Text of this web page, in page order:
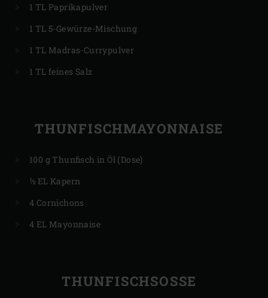
1 TL Paprikapulver
1 TL 5-Gewürze-Mischung
1 TL Madras-Currypulver
1 TL feines Salz
THUNFISCHMAYONNAISE
100 g Thunfisch in Öl (Dose)
½ EL Kapern
4 Cornichons
4 EL Mayonnaise
THUNFISCHSOSSE